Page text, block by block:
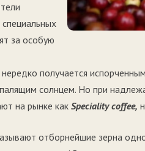
за особую
получается
солнцем. Но при
на рынке как Speciality coffee,
отборнейшие зерна